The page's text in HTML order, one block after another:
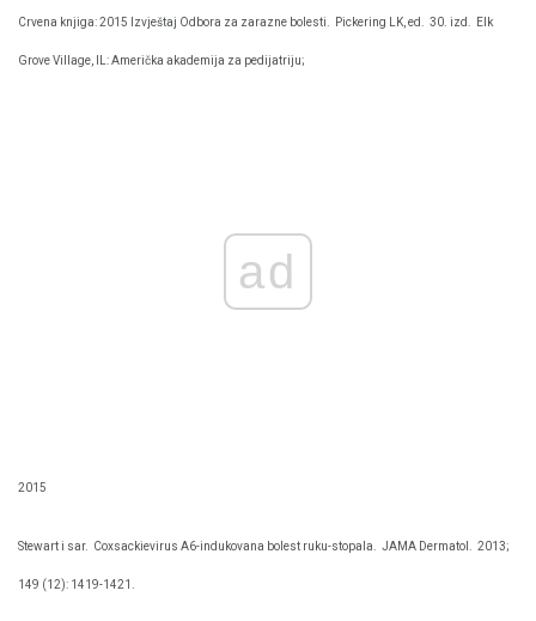
Crvena knjiga: 2015 Izvještaj Odbora za zarazne bolesti. Pickering LK, ed. 30. izd. Elk
Grove Village, IL: Američka akademija za pedijatriju;
ad
2015
Stewart i sar. Coxsackievirus A6-indukovana bolest ruku-stopala. JAMA Dermatol. 2013;
149 (12): 1419-1421.